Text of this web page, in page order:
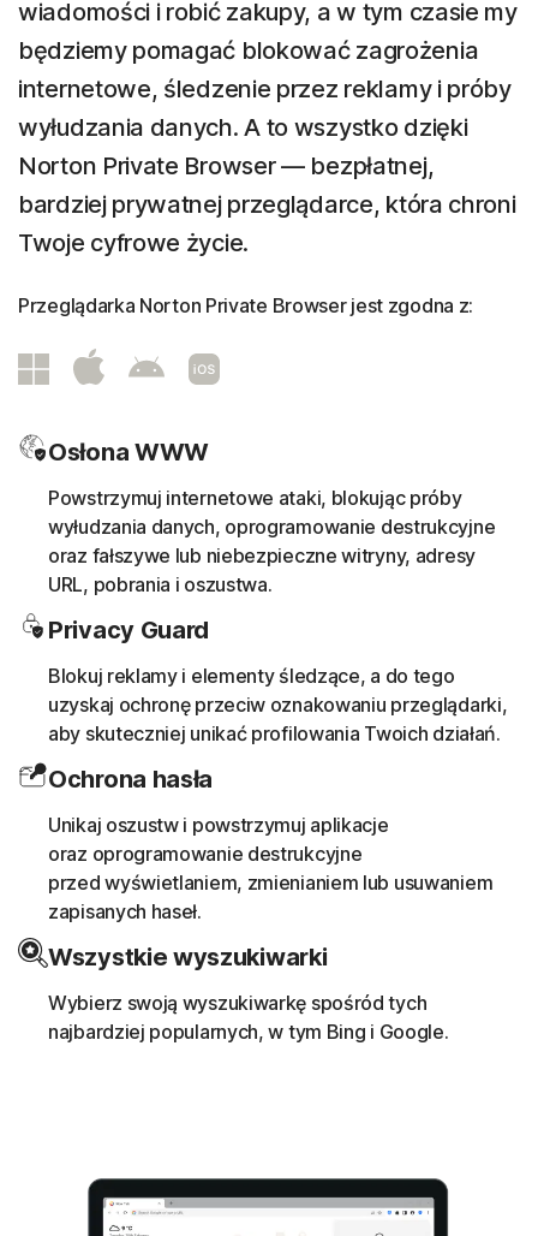
wiadomości i robić zakupy, a w tym czasie my
będziemy pomagać blokować zagrożenia
internetowe, śledzenie przez reklamy i próby
wyłudzania danych. A to wszystko dzięki
Norton Private Browser — bezpłatnej,
bardziej prywatnej przeglądarce, która chroni
Twoje cyfrowe życie.
Przeglądarka Norton Private Browser jest zgodna z:
Osłona WWW
Powstrzymuj internetowe ataki, blokując próby
wyłudzania danych, oprogramowanie destrukcyjne
oraz fałszywe lub niebezpieczne witryny, adresy
URL, pobrania i oszustwa.
Privacy Guard
Blokuj reklamy i elementy śledzące, a do tego
uzyskaj ochronę przeciw oznakowaniu przeglądarki,
aby skuteczniej unikać profilowania Twoich działań.
Ochrona hasła
Unikaj oszustw i powstrzymuj aplikacje
oraz oprogramowanie destrukcyjne
przed wyświetlaniem, zmienianiem lub usuwaniem
zapisanych haseł.
Wszystkie wyszukiwarki
Wybierz swoją wyszukiwarkę spośród tych
najbardziej popularnych, w tym Bing i Google.